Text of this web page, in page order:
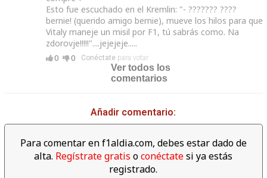
Esto fue escuchado en el Kremlin: "- ??????? ????
bernie! (querido amigo bernie), mueve los hilos para que
Vitaly maneje un misil por F1, tú sabrás como. Na
zdorovje!!!!!"....jejejeje.....
0 0 Conéctatepara votar
Ver todos los
comentarios
Añadir comentario:
Para comentar en f1aldia.com, debes estar dado de
alta. Regístrate gratis oconéctatesi ya estás
registrado.